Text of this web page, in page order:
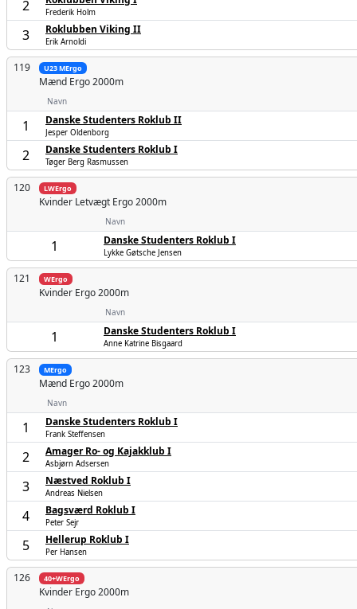
2 Frederik Holm
3 Roklubben Viking II
Erik Arnoldi
119 U23 MErgo
Mænd Ergo 2000m
Navn
1 Danske Studenters Roklub II
Jesper Oldenborg
2 Danske Studenters Roklub I
Tøger Berg Rasmussen
120 LWErgo
Kvinder Letvægt Ergo 2000m
Navn
1 Danske Studenters Roklub I
Lykke Gøtsche Jensen
121 WErgo
Kvinder Ergo 2000m
Navn
1 Danske Studenters Roklub I
Anne Katrine Bisgaard
123 MErgo
Mænd Ergo 2000m
Navn
1 Danske Studenters Roklub I
Frank Steffensen
2 Amager Ro- og Kajakklub I
Asbjørn Adsersen
3 Næstved Roklub I
Andreas Nielsen
4 Bagsværd Roklub I
Peter Sejr
5 Hellerup Roklub I
Per Hansen
126 40+WErgo
Kvinder Ergo 2000m